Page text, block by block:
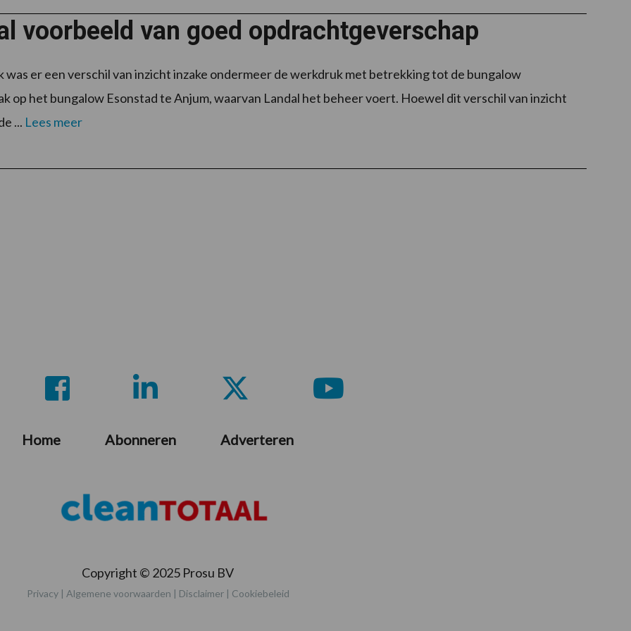
voorbeeld van goed opdrachtgeverschap
was er een verschil van inzicht inzake ondermeer de werkdruk met betrekking tot de bungalow
op het bungalow Esonstad te Anjum, waarvan Landal het beheer voert. Hoewel dit verschil van inzicht
... Lees meer
Home Abonneren Adverteren
Copyright © 2025 Prosu BV
Privacy| Algemene voorwaarden | Disclaimer| Cookiebeleid